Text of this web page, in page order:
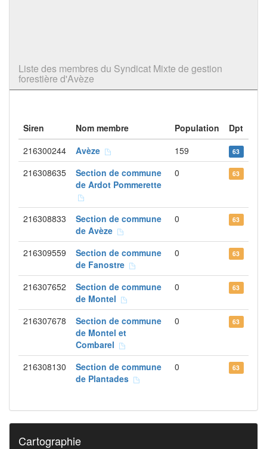
Liste des membres du Syndicat Mixte de gestion
forestière d'Avèze
Siren Nom membre Population
Dpt
216300244
Avèze 159 63
216308635
Section de commune
de Ardot Pommerette
0 63
216308833
Section de commune
de Avèze
0 63
216309559
Section de commune
de Fanostre
0 63
216307652
Section de commune
de Montel
0 63
216307678
Section de commune
de Montel et
Combarel
0 63
216308130
Section de commune
de Plantades
0 63
Cartographie